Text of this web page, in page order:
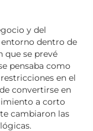
y del
dentro de
que se prevé
pensaba como
en el
convertirse en
a corto
cambiaron las